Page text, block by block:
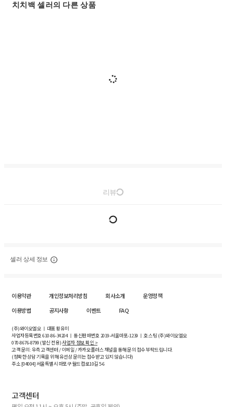
치치백 셀러의 다른 상품
리뷰
셀러 상세 정보
이용약관 개인정보처리방침 회사소개
운영정책
이용방법
공지사항 이벤트 FAQ
(주)와이오엘오 ㅣ 대표 황유미
사업자등록번호610-86-34204ㅣ 통신판매번호 2019-서울마포-1239 ㅣ 호스팅 (주)와이오엘오
070-8676-8799 (발신 전용)사업자 정보 확인 >
고객 문의: 우측 고객센터 / 이메일 / 카카오플러스 채널을 통해 문의 접수 부탁드립니다.
(정확한 상담 기록을 위해 유선상 문의는 접수받고 있지 않습니다)
주소 [04004] 서울특별시 마포구 월드컵로10길5-6
고객센터